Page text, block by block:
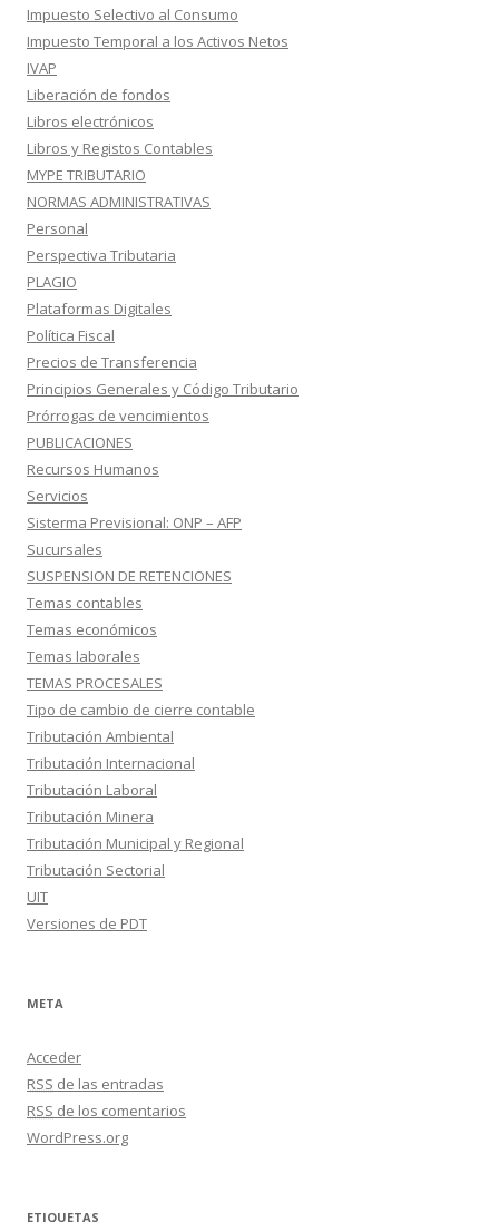
Impuesto Selectivo al Consumo
Impuesto Temporal a los Activos Netos
IVAP
Liberación de fondos
Libros electrónicos
Libros y Registos Contables
MYPE TRIBUTARIO
NORMAS ADMINISTRATIVAS
Personal
Perspectiva Tributaria
PLAGIO
Plataformas Digitales
Política Fiscal
Precios de Transferencia
Principios Generales y Código Tributario
Prórrogas de vencimientos
PUBLICACIONES
Recursos Humanos
Servicios
Sisterma Previsional: ONP – AFP
Sucursales
SUSPENSION DE RETENCIONES
Temas contables
Temas económicos
Temas laborales
TEMAS PROCESALES
Tipo de cambio de cierre contable
Tributación Ambiental
Tributación Internacional
Tributación Laboral
Tributación Minera
Tributación Municipal y Regional
Tributación Sectorial
UIT
Versiones de PDT
META
Acceder
RSS de las entradas
RSS de los comentarios
WordPress.org
ETIQUETAS